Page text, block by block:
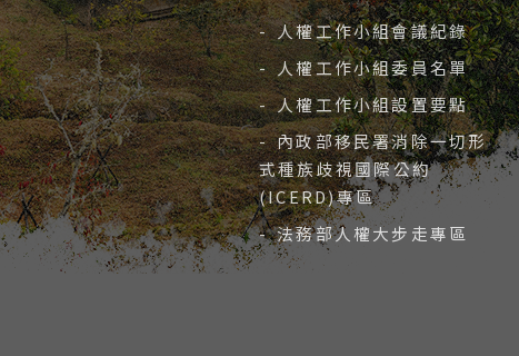
- 人權工作小組會議紀錄
- 人權工作小組委員名單
- 人權工作小組設置要點
- 內政部移民署消除一切形
式種族歧視國際公約
(ICERD)專區
- 法務部人權大步走專區